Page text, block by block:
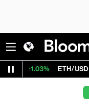
ETH/USD 1,917.933